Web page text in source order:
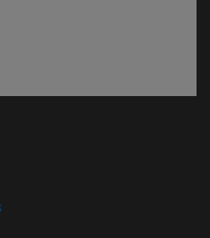
ventana)
(abre en nueva ventana)
en nueva ventana)